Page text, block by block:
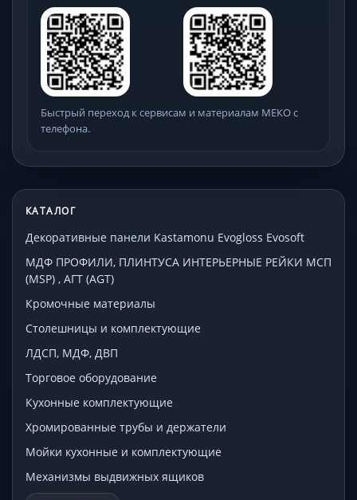
Быстрый переход к сервисам и материалам МЕКО с
телефона.
КАТАЛОГ
Декоративные панели Kastamonu Evogloss Evosoft
МДФ ПРОФИЛИ, ПЛИНТУСА ИНТЕРЬЕРНЫЕ РЕЙКИ МСП
(MSP) , АГТ (AGT)
Кромочные материалы
Столешницы и комплектующие
ЛДСП, МДФ, ДВП
Торговое оборудование
Кухонные комплектующие
Хромированные трубы и держатели
Мойки кухонные и комплектующие
Механизмы выдвижных ящиков